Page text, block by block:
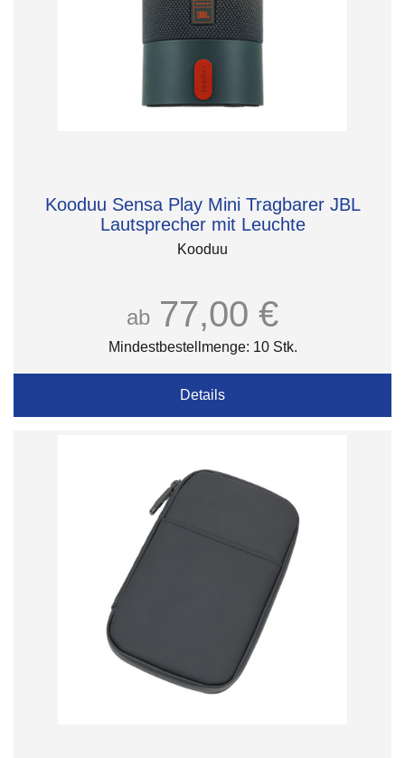
Kooduu Sensa Play Mini Tragbarer JBL
Lautsprecher mit Leuchte
Kooduu
ab 77,00 €
Mindestbestellmenge: 10 Stk.
Details